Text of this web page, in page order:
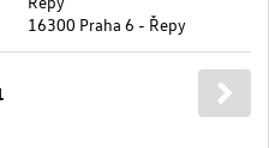
16300 Praha 6 - Řepy